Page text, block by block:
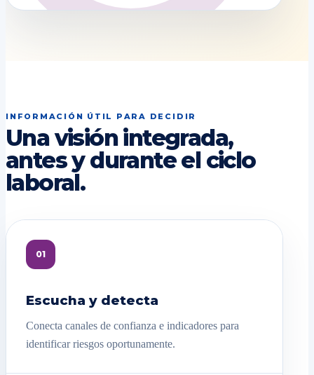
INFORMACIÓN ÚTIL PARA DECIDIR
Una visión integrada,
antes y durante el ciclo
laboral.
01
Escucha y detecta
Conecta canales de confianza e indicadores para
identificar riesgos oportunamente.